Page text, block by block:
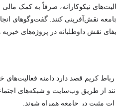
نیکوکارانه، صرفاً به کمک
نقش‌آفرینی کنند. گفت‌وگوهای
نقش داوطلبانه در پروژه‌های خیریه
رباط کریم قصد دارد دامنه
از طریق وب‌سایت و شبکه‌های
مثبت در جامعه همراه شوند.